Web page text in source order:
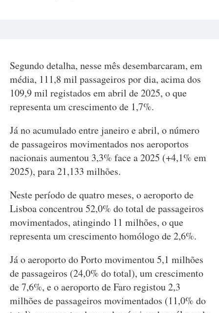
Segundo detalha, nesse mês desembarcaram, em
média, 111,8 mil passageiros por dia, acima dos
109,9 mil registados em abril de 2025, o que
representa um crescimento de 1,7%.
Já no acumulado entre janeiro e abril, o número
de passageiros movimentados nos aeroportos
nacionais aumentou 3,3% face a 2025 (+4,1% em
2025), para 21,133 milhões.
Neste período de quatro meses, o aeroporto de
Lisboa concentrou 52,0% do total de passageiros
movimentados, atingindo 11 milhões, o que
representa um crescimento homólogo de 2,6%.
Já o aeroporto do Porto movimentou 5,1 milhões
de passageiros (24,0% do total), um crescimento
de 7,6%, e o aeroporto de Faro registou 2,3
milhões de passageiros movimentados (11,0% do